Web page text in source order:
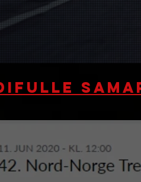
og
klart for å